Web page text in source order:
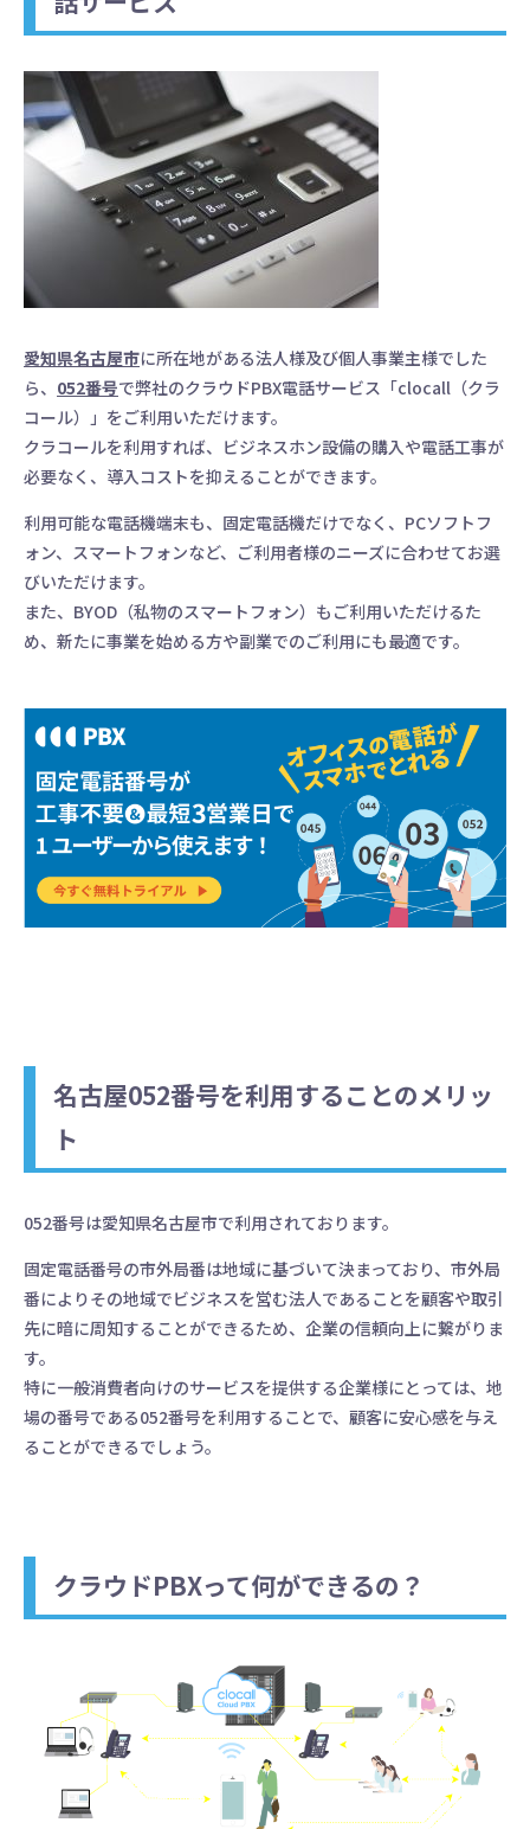
愛知県名古屋市に所在地がある法人様及び個人事業主様でした
ら、 052番号で弊社のクラウドPBX電話サービス「clocall（クラ
コール）」をご利用いただけます。
クラコールを利用すれば、ビジネスホン設備の購入や電話工事が
必要なく、導入コストを抑えることができます。
利用可能な電話機端末も、固定電話機だけでなく、PCソフトフ
ォン、スマートフォンなど、ご利用者様のニーズに合わせてお選
びいただけます。
また、BYOD（私物のスマートフォン）もご利用いただけるた
め、新たに事業を始める方や副業でのご利用にも最適です。
名古屋052番号を利用することのメリッ
ト
052番号は愛知県名古屋市で利用されております。
固定電話番号の市外局番は地域に基づいて決まっており、市外局
番によりその地域でビジネスを営む法人であることを顧客や取引
先に暗に周知することができるため、企業の信頼向上に繋がりま
す。
特に一般消費者向けのサービスを提供する企業様にとっては、地
場の番号である052番号を利用することで、顧客に安心感を与え
ることができるでしょう。
クラウドPBXって何ができるの？